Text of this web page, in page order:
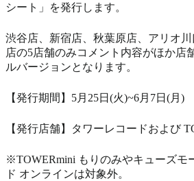
シート」を発行します。
渋谷店、新宿店、秋葉原店、アリオ
店の5店舗のみコメント内容がほか店
ルバージョンとなります。
【発行期間】5月25日(火)~6月7日(月)
【発行店舗】タワーレコードおよび
※TOWERmini もりのみやキューズモ
ド オンラインは対象外。